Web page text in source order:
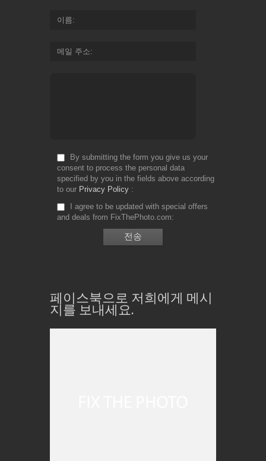
이름
메일 주소
By submitting the form you give us your
consent to process the personal data
specified by you in the fields above according
to our Privacy Policy
I agree to be updated with special offers
and deals from FixThePhoto.com
페이스북으로 저희에게 메시
지를 보내세요.